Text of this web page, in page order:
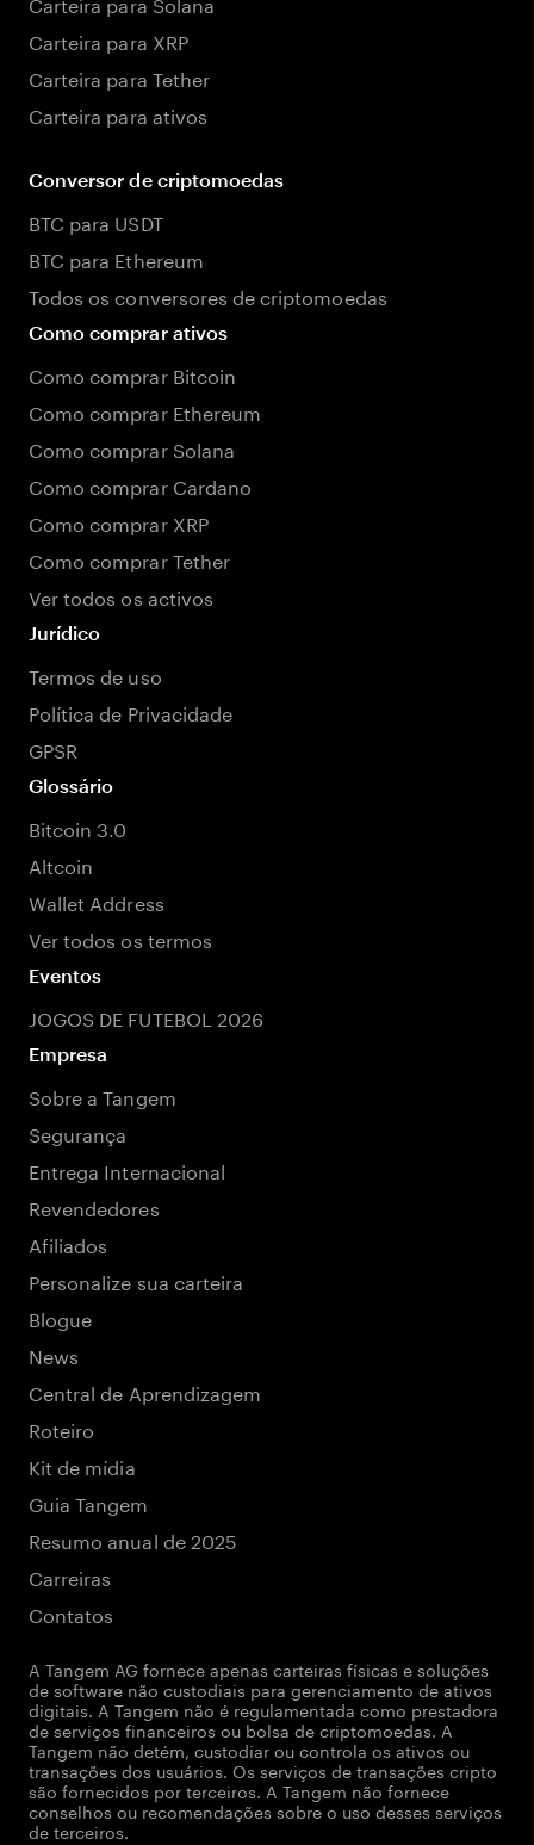
Carteira para XRP
Carteira para Tether
Carteira para ativos
Conversor de criptomoedas
BTC para USDT
BTC para Ethereum
Todos os conversores de criptomoedas
Como comprar ativos
Como comprar Bitcoin
Como comprar Ethereum
Como comprar Solana
Como comprar Cardano
Como comprar XRP
Como comprar Tether
Ver todos os activos
Jurídico
Termos de uso
Política de Privacidade
GPSR
Glossário
Bitcoin 3.0
Altcoin
Wallet Address
Ver todos os termos
Eventos
JOGOS DE FUTEBOL 2026
Empresa
Sobre a Tangem
Segurança
Entrega Internacional
Revendedores
Afiliados
Personalize sua carteira
Blogue
News
Central de Aprendizagem
Roteiro
Kit de mídia
Guia Tangem
Resumo anual de 2025
Carreiras
Contatos
A Tangem AG fornece apenas carteiras físicas e soluções
de software não custodiais para gerenciamento de ativos
digitais. A Tangem não é regulamentada como prestadora
de serviços financeiros ou bolsa de criptomoedas. A
Tangem não detém, custodiar ou controla os ativos ou
transações dos usuários. Os serviços de transações cripto
são fornecidos por terceiros. A Tangem não fornece
conselhos ou recomendações sobre o uso desses serviços
de terceiros.